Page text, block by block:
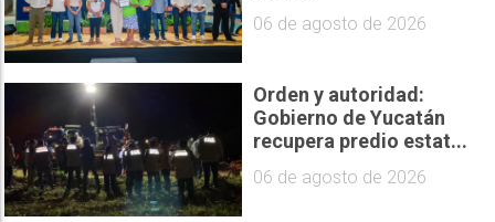
06 de agosto de 2026
Orden y autoridad:
Gobierno de Yucatán
recupera predio estat...
06 de agosto de 2026